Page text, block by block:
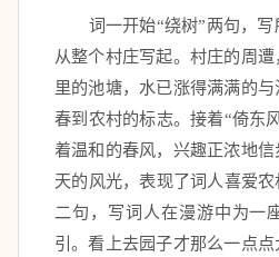
词一开始“绕树”两句，写
从整个村庄写起。村庄的周
里的池塘，水已涨得满满的
春到农村的标志。接着“倚东
着温和的春风，兴趣正浓地
天的风光，表现了词人喜爱
二句，写词人在漫游中为一
引。看上去园子才那么一点